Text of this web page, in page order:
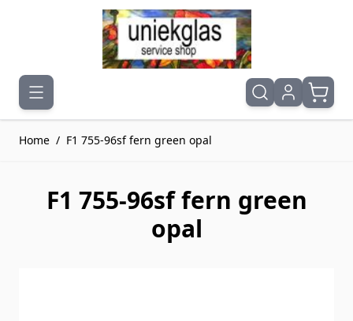
Ga naar de inhoud
Home / F1 755-96sf fern green opal
F1 755-96sf fern green
opal